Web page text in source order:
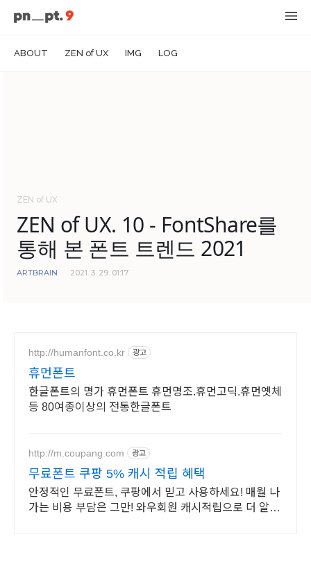
ABOUT ZEN of UX IMG LOG
ZEN of UX
ZEN of UX. 10 - FontShare를
통해 본 폰트 트렌드 2021
ARTBRAIN 2021. 3. 29. 01:17
http://humanfont.co.kr 광고
휴먼폰트
한글폰트의 명가 휴먼폰트 휴먼명조.휴먼고딕.휴먼옛체
등 80여종이상의 전통한글폰트
http://m.coupang.com 광고
무료폰트 쿠팡 5% 캐시 적립 혜택
안정적인 무료폰트, 쿠팡에서 믿고 사용하세요! 매월 나
가는 비용 부담은 그만! 와우회원 캐시적립으로 더 알뜰